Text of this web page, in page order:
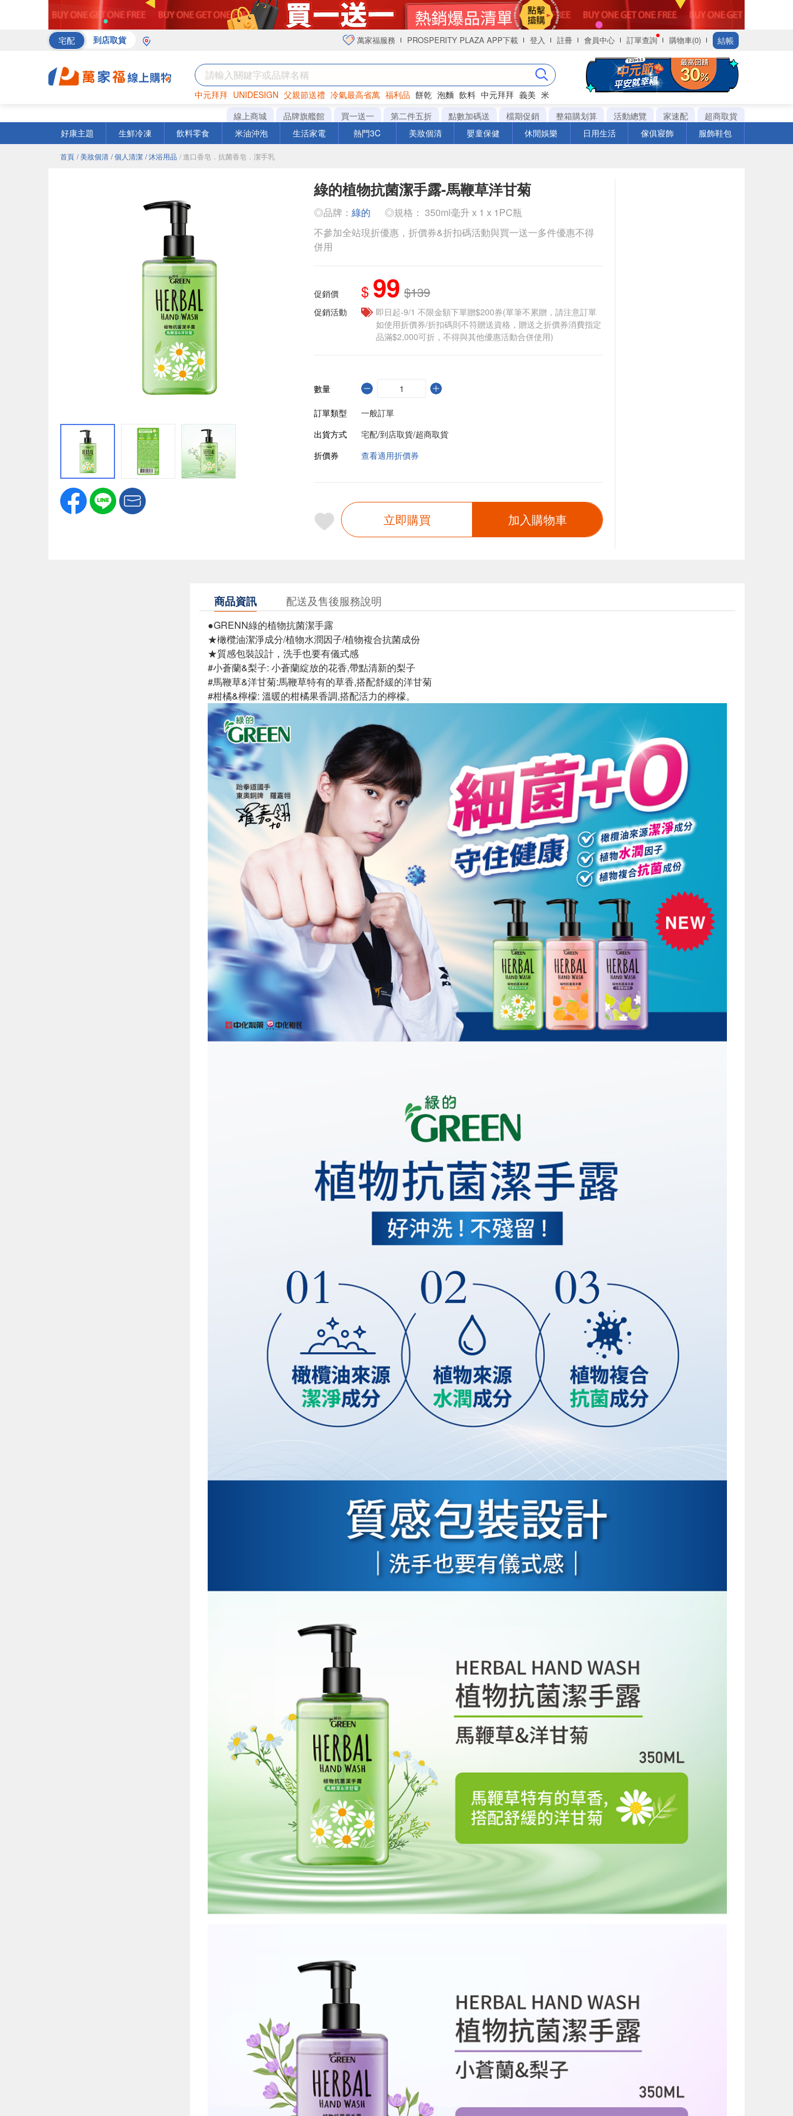
宅配 到店取貨 萬家福服務 PROSPERITY PLAZA APP下載 登入 註冊 會員中心 訂單查詢 購物車(0) 結帳
中元拜拜 UNIDESIGN 父親節送禮 冷氣最高省萬 福利品 餅乾 泡麵 飲料 中元拜拜 義美 米
巧克力 罐頭 衛生紙
線上商城 品牌旗艦館 買一送一 第二件五折 點數加碼送 檔期促銷 整箱購划算 活動總覽 家速配
超商取貨
好康主題
生鮮冷凍 飲料零食 米油沖泡 生活家電 熱門3C 美妝個清 嬰童保健 休閒娛樂 日用生活 傢俱寢飾 服飾鞋包
首頁 / 美妝個清 / 個人清潔 / 沐浴用品 / 進口香皂．抗菌香皂．潔手乳
綠的植物抗菌潔手露-馬鞭草洋甘菊
◎品牌： 綠的
◎規格： 350ml毫升 x 1 x 1PC瓶
不參加全站現折優惠，折價券&折扣碼活動與買一送一多件優惠不得
併用
促銷價 $ 99 $139
促銷活動
即日起-9/1 不限金額下單贈$200券(單筆不累贈，請注意訂單
如使用折價券/折扣碼則不符贈送資格，贈送之折價券消費指定
品滿$2,000可折，不得與其他優惠活動合併使用)
數量
訂單類型
一般訂單
出貨方式
宅配/到店取貨/超商取貨
折價券
查看適用折價券
立即購買 加入購物車
商品資訊 配送及售後服務說明
●GRENN綠的植物抗菌潔手露
★橄欖油潔淨成分/植物水潤因子/植物複合抗菌成份
★質感包裝設計，洗手也要有儀式感
#小蒼蘭&梨子: 小蒼蘭綻放的花香,帶點清新的梨子
#馬鞭草&洋甘菊:馬鞭草特有的草香,搭配舒緩的洋甘菊
#柑橘&檸檬: 溫暖的柑橘果香調,搭配活力的檸檬。